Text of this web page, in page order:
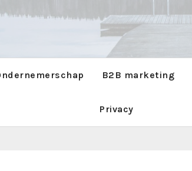
B2B marketing
Privacy